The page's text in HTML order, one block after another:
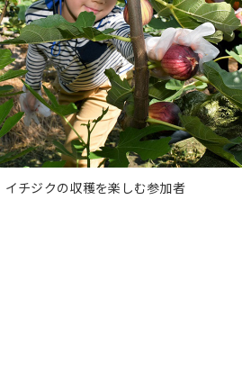
イチジクの収穫を楽しむ参加者